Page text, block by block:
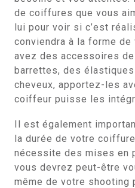
de coiffures que vous
lui pour voir si c’est
conviendra à la forme
avez des accessoires
barrettes, des
cheveux, apportez-les
coiffeur puisse les
Il est également
la durée de votre
nécessite des mises en
vous devrez peut-être
même de votre shooting